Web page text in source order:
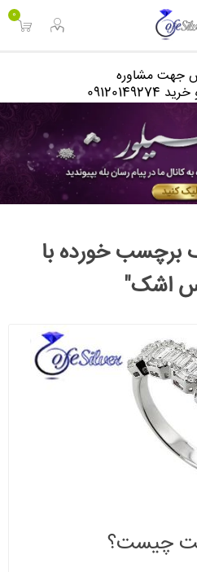
0
جهت مشاوره
برچسب خورده با
اشک"
چیست؟